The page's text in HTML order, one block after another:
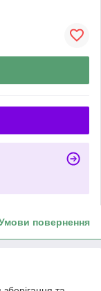
повернення